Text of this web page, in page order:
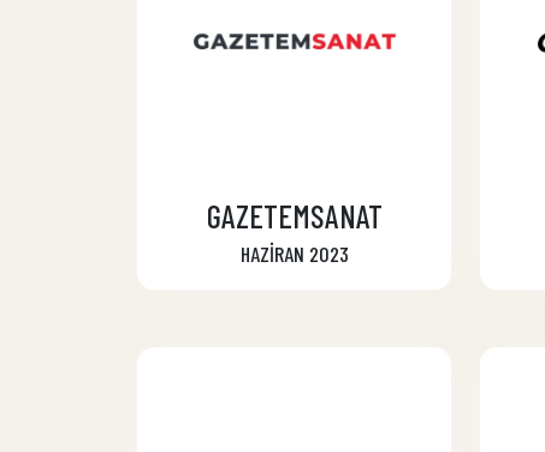
GAZETEMSANAT
HAZİRAN 2023